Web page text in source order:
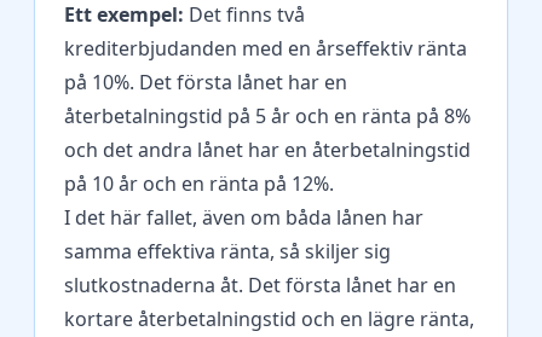
Ett exempel: Det finns två
krediterbjudanden med en årseffektiv ränta
på 10%. Det första lånet har en
återbetalningstid på 5 år och en ränta på 8%
och det andra lånet har en återbetalningstid
på 10 år och en ränta på 12%.
I det här fallet, även om båda lånen har
samma effektiva ränta, så skiljer sig
slutkostnaderna åt. Det första lånet har en
kortare återbetalningstid och en lägre ränta,